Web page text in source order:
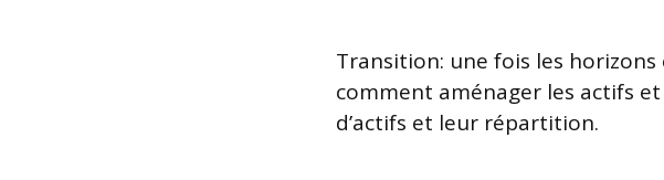
Transition: une fois les
comment aménager les actifs
d’actifs et leur répartition.